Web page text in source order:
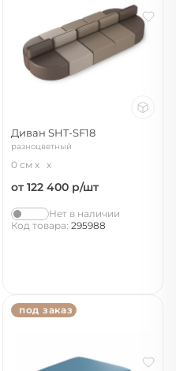
Диван SHT-SF18
разноцветный
0 см
от 122 400 р/шт
Нет в наличии
Код товара: 295988
под заказ